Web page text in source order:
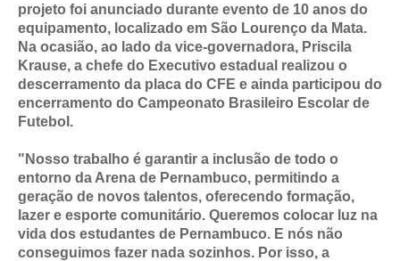
projeto foi anunciado durante evento de 10 anos do
equipamento, localizado em São Lourenço da Mata.
Na ocasião, ao lado da vice-governadora, Priscila
Krause, a chefe do Executivo estadual realizou o
descerramento da placa do CFE e ainda participou do
encerramento do Campeonato Brasileiro Escolar de
Futebol.
"Nosso trabalho é garantir a inclusão de todo o
entorno da Arena de Pernambuco, permitindo a
geração de novos talentos, oferecendo formação,
lazer e esporte comunitário. Queremos colocar luz na
vida dos estudantes de Pernambuco. E nós não
conseguimos fazer nada sozinhos. Por isso, a